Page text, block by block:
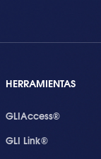
HERRAMIENTAS
GLIAccess®
GLI Link®